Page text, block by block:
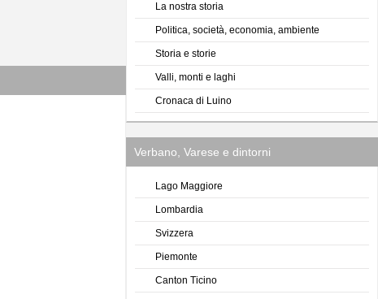
La nostra storia
Politica, società, economia, ambiente
Storia e storie
Valli, monti e laghi
Cronaca di Luino
Verbano, Varese e dintorni
Lago Maggiore
Lombardia
Svizzera
Piemonte
Canton Ticino